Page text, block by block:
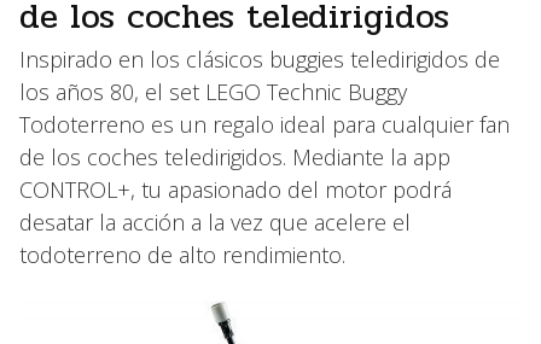
de los coches teledirigidos
Inspirado en los clásicos buggies teledirigidos de
los años 80, el set LEGO Technic Buggy
Todoterreno es un regalo ideal para cualquier fan
de los coches teledirigidos. Mediante la app
CONTROL+, tu apasionado del motor podrá
desatar la acción a la vez que acelere el
todoterreno de alto rendimiento.